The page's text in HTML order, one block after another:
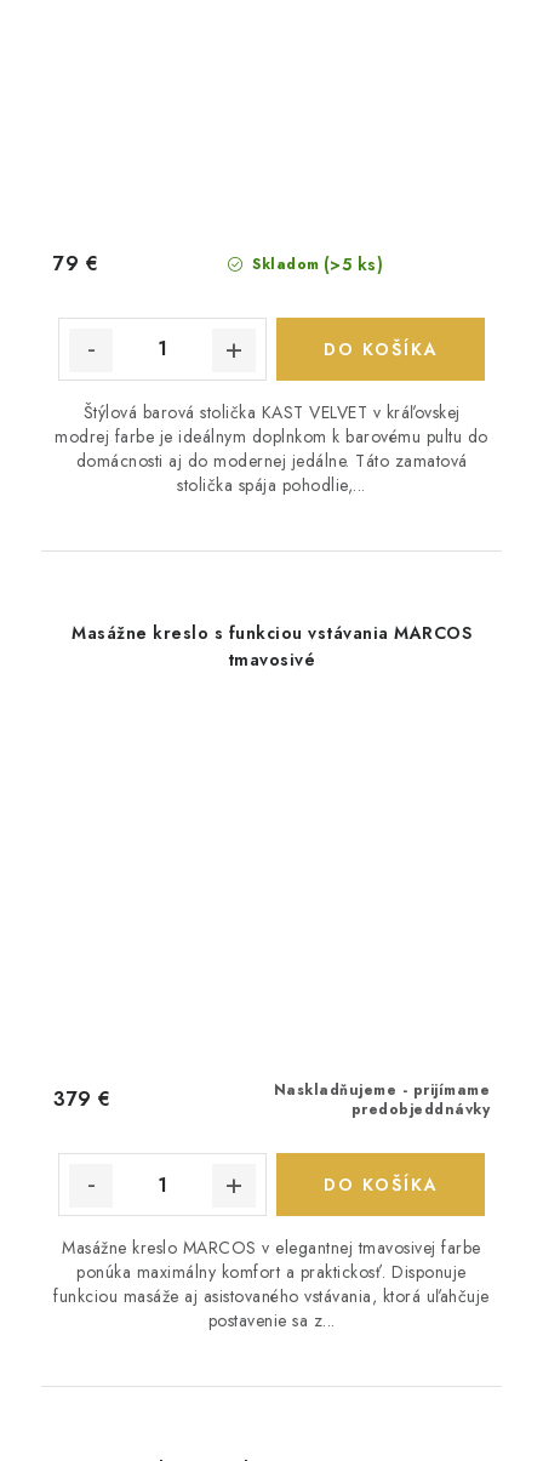
Skladom (>5 ks)
79 €
DO KOŠÍKA
Štýlová barová stolička KAST VELVET v kráľovskej
modrej farbe je ideálnym doplnkom k barovému pultu do
domácnosti aj do modernej jedálne. Táto zamatová
stolička spája pohodlie,...
Masážne kreslo s funkciou vstávania MARCOS
tmavosivé
Naskladňujeme - prijímame
predobjeddnávky
379 €
DO KOŠÍKA
Masážne kreslo MARCOS v elegantnej tmavosivej farbe
ponúka maximálny komfort a praktickosť. Disponuje
funkciou masáže aj asistovaného vstávania, ktorá uľahčuje
postavenie sa z...